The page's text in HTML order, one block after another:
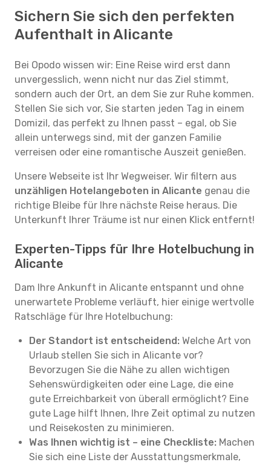
Sichern Sie sich den perfekten
Aufenthalt in Alicante
Bei Opodo wissen wir: Eine Reise wird erst dann
unvergesslich, wenn nicht nur das Ziel stimmt,
sondern auch der Ort, an dem Sie zur Ruhe kommen.
Stellen Sie sich vor, Sie starten jeden Tag in einem
Domizil, das perfekt zu Ihnen passt – egal, ob Sie
allein unterwegs sind, mit der ganzen Familie
verreisen oder eine romantische Auszeit genießen.
Unsere Webseite ist Ihr Wegweiser. Wir filtern aus
unzähligen Hotelangeboten in Alicante genau die
richtige Bleibe für Ihre nächste Reise heraus. Die
Unterkunft Ihrer Träume ist nur einen Klick entfernt!
Experten-Tipps für Ihre Hotelbuchung in
Alicante
Dam Ihre Ankunft in Alicante entspannt und ohne
unerwartete Probleme verläuft, hier einige wertvolle
Ratschläge für Ihre Hotelbuchung:
Der Standort ist entscheidend: Welche Art von
Urlaub stellen Sie sich in Alicante vor?
Bevorzugen Sie die Nähe zu allen wichtigen
Sehenswürdigkeiten oder eine Lage, die eine
gute Erreichbarkeit von überall ermöglicht? Eine
gute Lage hilft Ihnen, Ihre Zeit optimal zu nutzen
und Reisekosten zu minimieren.
Was Ihnen wichtig ist – eine Checkliste: Machen
Sie sich eine Liste der Ausstattungsmerkmale,